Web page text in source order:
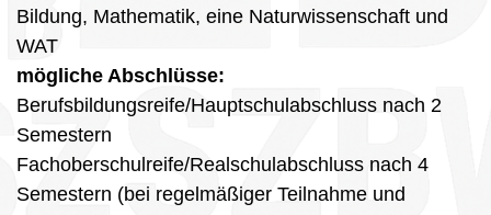
Bildung, Mathematik, eine Naturwissenschaft und
WAT
mögliche Abschlüsse:
Berufsbildungsreife/Hauptschulabschluss nach 2
Semestern
Fachoberschulreife/Realschulabschluss nach 4
Semestern (bei regelmäßiger Teilnahme und